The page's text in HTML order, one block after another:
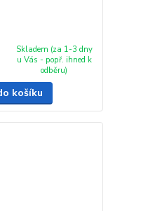
Skladem (za 1-3 dny
u Vás - popř. ihned k
odběru)
košíku